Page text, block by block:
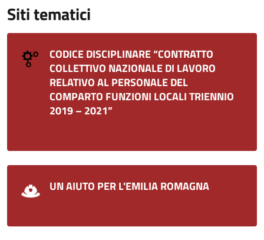
Siti tematici
CODICE DISCIPLINARE “CONTRATTO
COLLETTIVO NAZIONALE DI LAVORO
RELATIVO AL PERSONALE DEL
COMPARTO FUNZIONI LOCALI TRIENNIO
2019 – 2021”
UN AIUTO PER L'EMILIA ROMAGNA